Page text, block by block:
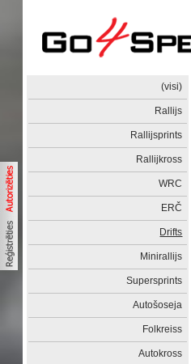
(visi)
Rallijs
Rallijsprints
Rallijkross
WRC
ERČ
Drifts
Minirallijs
Supersprints
Autošoseja
Folkreiss
Autokross